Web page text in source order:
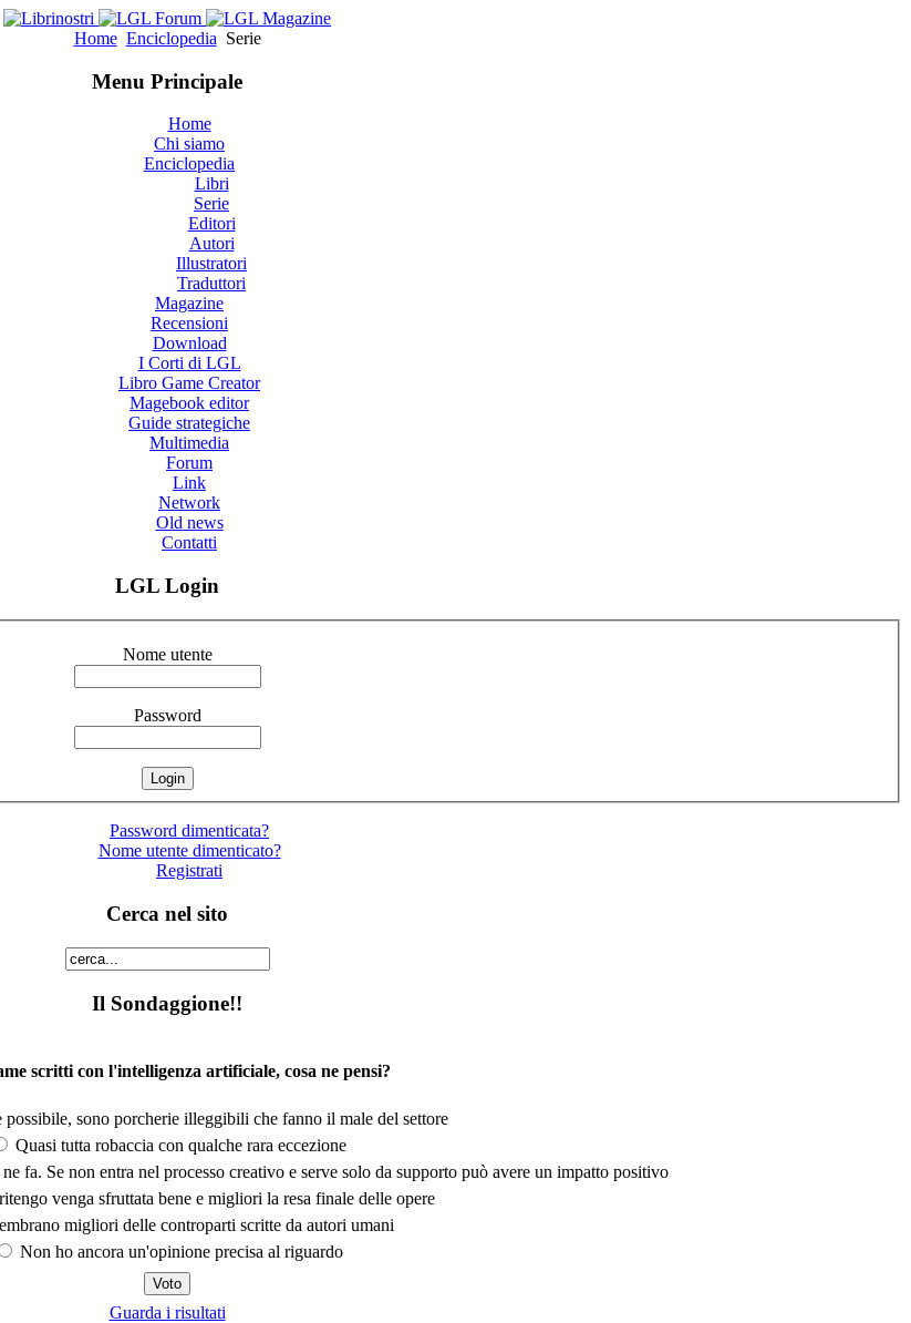
Home Enciclopedia Serie
Menu Principale
Home
Chi siamo
Enciclopedia
Libri
Serie
Editori
Autori
Illustratori
Traduttori
Magazine
Recensioni
Download
I Corti di LGL
Libro Game Creator
Magebook editor
Guide strategiche
Multimedia
Forum
Link
Network
Old news
Contatti
LGL Login
Nome utente
Password
Password dimenticata?
Nome utente dimenticato?
Registrati
Cerca nel sito
Il Sondaggione!!
scritti con l'intelligenza artificiale, cosa ne pensi?
possibile, sono porcherie illeggibili che fanno il male del settore
Quasi tutta robaccia con qualche rara eccezione
fa. Se non entra nel processo creativo e serve solo da supporto può avere un impatto positivo
venga sfruttata bene e migliori la resa finale delle opere
migliori delle controparti scritte da autori umani
Non ho ancora un'opinione precisa al riguardo
Guarda i risultati